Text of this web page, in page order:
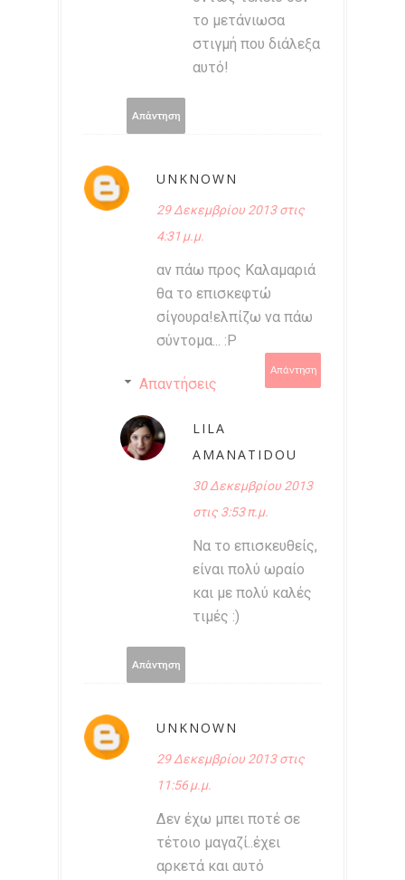
το μετάνιωσα
στιγμή που διάλεξα
αυτό!
Απάντηση
UNKNOWN
29 Δεκεμβρίου 2013 στις
4:31 μ.μ.
αν πάω προς Καλαμαριά
θα το επισκεφτώ
σίγουρα!ελπίζω να πάω
σύντομα... :P
Απάντηση
Απαντήσεις
LILA
AMANATIDOU
30 Δεκεμβρίου 2013
στις 3:53 π.μ.
Να το επισκευθείς,
είναι πολύ ωραίο
και με πολύ καλές
τιμές :)
Απάντηση
UNKNOWN
29 Δεκεμβρίου 2013 στις
11:56 μ.μ.
Δεν έχω μπει ποτέ σε
τέτοιο μαγαζί..έχει
αρκετά και αυτό